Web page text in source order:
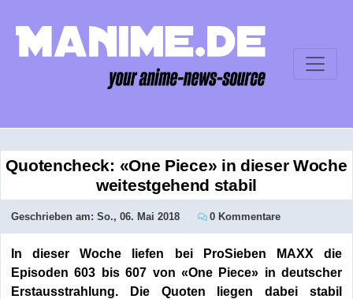
Quotencheck: «One Piece» in dieser Woche
weitestgehend stabil
Geschrieben am: So., 06. Mai 2018 0 Kommentare
In dieser Woche liefen bei ProSieben MAXX die
Episoden 603 bis 607 von «One Piece» in deutscher
Erstausstrahlung. Die Quoten liegen dabei stabil